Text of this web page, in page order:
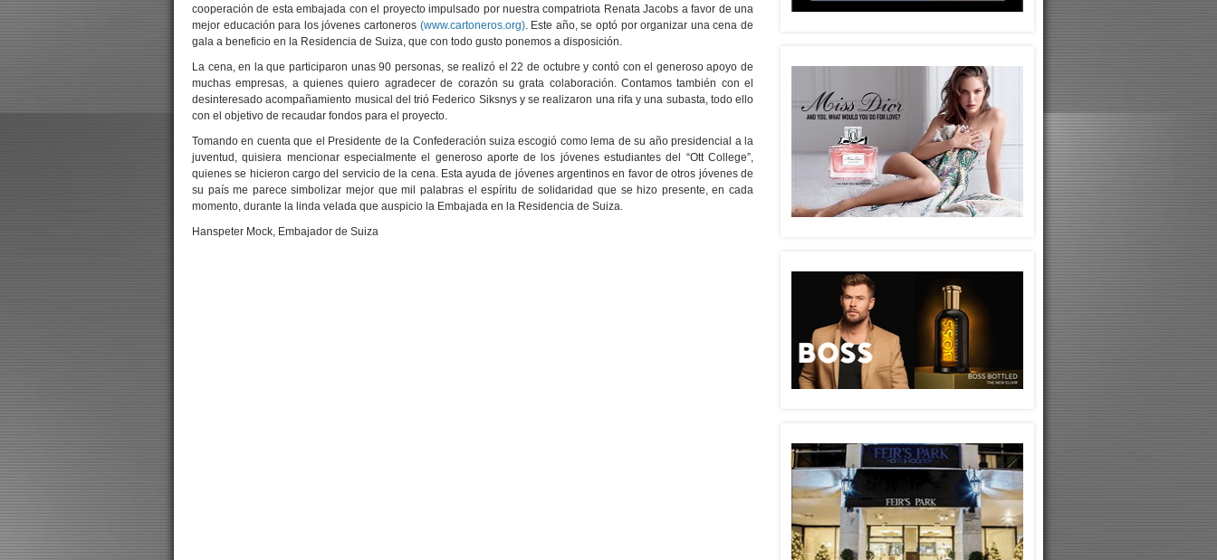
cooperación de esta embajada con el proyecto impulsado por nuestra compatriota Renata Jacobs a favor de una
mejor educación para los jóvenes cartoneros (www.cartoneros.org). Este año, se optó por organizar una cena de
gala a beneficio en la Residencia de Suiza, que con todo gusto ponemos a disposición.
La cena, en la que participaron unas 90 personas, se realizó el 22 de octubre y contó con el generoso apoyo de
muchas empresas, a quienes quiero agradecer de corazón su grata colaboración. Contamos también con el
desinteresado acompañamiento musical del trió Federico Siksnys y se realizaron una rifa y una subasta, todo ello
con el objetivo de recaudar fondos para el proyecto.
Tomando en cuenta que el Presidente de la Confederación suiza escogió como lema de su año presidencial a la
juventud, quisiera mencionar especialmente el generoso aporte de los jóvenes estudiantes del “Ott College”,
quienes se hicieron cargo del servicio de la cena. Esta ayuda de jóvenes argentinos en favor de otros jóvenes de
su país me parece simbolizar mejor que mil palabras el espíritu de solidaridad que se hizo presente, en cada
momento, durante la linda velada que auspicio la Embajada en la Residencia de Suiza.
Hanspeter Mock, Embajador de Suiza